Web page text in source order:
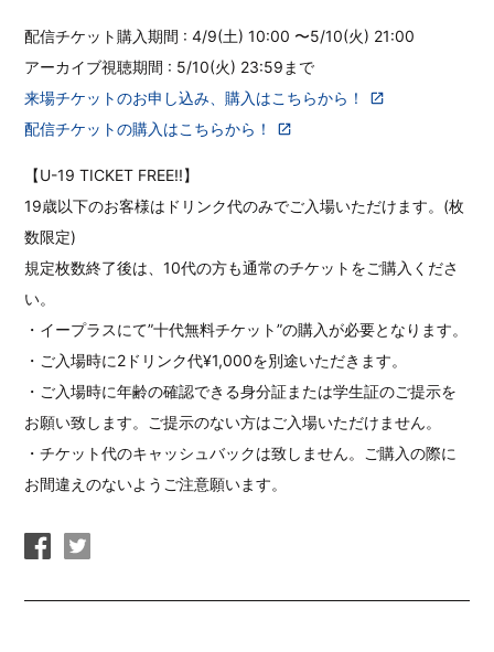
配信チケット購入期間 : 4/9(土) 10:00 〜5/10(火) 21:00
アーカイブ視聴期間 : 5/10(火) 23:59まで
来場チケットのお申し込み、購入はこちらから！
配信チケットの購入はこちらから！
【U-19 TICKET FREE!!】
19歳以下のお客様はドリンク代のみでご入場いただけます。(枚
数限定)
規定枚数終了後は、10代の方も通常のチケットをご購入くださ
い。
・イープラスにて”十代無料チケット”の購入が必要となります。
・ご入場時に2ドリンク代¥1,000を別途いただきます。
・ご入場時に年齢の確認できる身分証または学生証のご提示を
お願い致します。ご提示のない方はご入場いただけません。
・チケット代のキャッシュバックは致しません。ご購入の際に
お間違えのないようご注意願います。